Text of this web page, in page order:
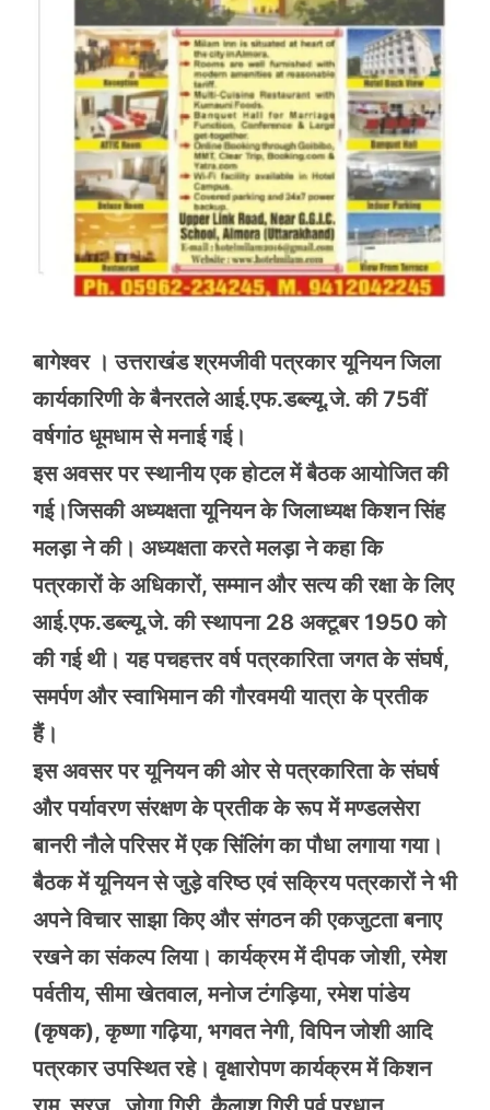
बागेश्वर । उत्तराखंड श्रमजीवी पत्रकार यूनियन जिला
कार्यकारिणी के बैनरतले आई.एफ.डब्ल्यू.जे. की 75वीं
वर्षगांठ धूमधाम से मनाई गई।
इस अवसर पर स्थानीय एक होटल में बैठक आयोजित की
गई।जिसकी अध्यक्षता यूनियन के जिलाध्यक्ष किशन सिंह
मलड़ा ने की। अध्यक्षता करते मलड़ा ने कहा कि
पत्रकारों के अधिकारों, सम्मान और सत्य की रक्षा के लिए
आई.एफ.डब्ल्यू.जे. की स्थापना 28 अक्टूबर 1950 को
की गई थी। यह पचहत्तर वर्ष पत्रकारिता जगत के संघर्ष,
समर्पण और स्वाभिमान की गौरवमयी यात्रा के प्रतीक
हैं।
इस अवसर पर यूनियन की ओर से पत्रकारिता के संघर्ष
और पर्यावरण संरक्षण के प्रतीक के रूप में मण्डलसेरा
बानरी नौले परिसर में एक सिंलिंग का पौधा लगाया गया।
बैठक में यूनियन से जुड़े वरिष्ठ एवं सक्रिय पत्रकारों ने भी
अपने विचार साझा किए और संगठन की एकजुटता बनाए
रखने का संकल्प लिया। कार्यक्रम में दीपक जोशी, रमेश
पर्वतीय, सीमा खेतवाल, मनोज टंगड़िया, रमेश पांडेय
(कृषक), कृष्णा गढ़िया, भगवत नेगी, विपिन जोशी आदि
पत्रकार उपस्थित रहे। वृक्षारोपण कार्यक्रम में किशन